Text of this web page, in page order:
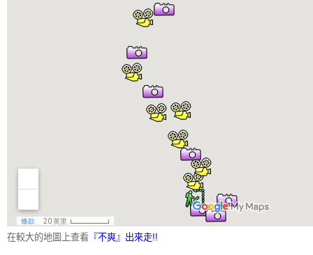
在較大的地圖上查看 『不爽』出來走!!